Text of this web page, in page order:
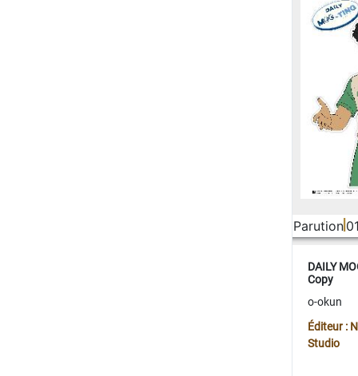
Parution
DAILY
Copy
o-okun
Éditeur :
Studio